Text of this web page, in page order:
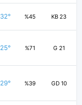
32° %45 KB 23
25° %71 G 21
29° %39 GD 10